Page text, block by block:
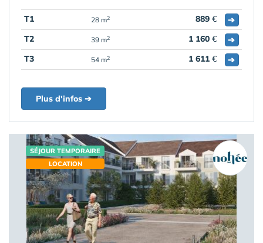
T1 28 m2 889 €
➔
T2
39 m2 1 160 €
➔
T3
54 m2 1 611 € ➔
Plus d'infos ➔
SÉJOUR TEMPORAIRE
LOCATION